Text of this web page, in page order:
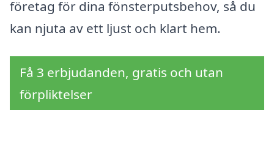
företag för dina fönsterputsbehov, så du
kan njuta av ett ljust och klart hem.
Få 3 erbjudanden, gratis och utan
förpliktelser